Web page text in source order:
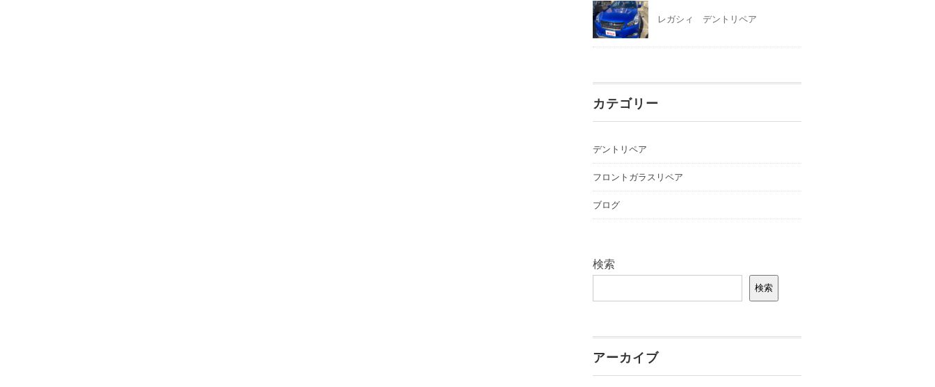
レガシィ デントリペア
カテゴリー
デントリペア
フロントガラスリペア
ブログ
検索
検索
アーカイブ